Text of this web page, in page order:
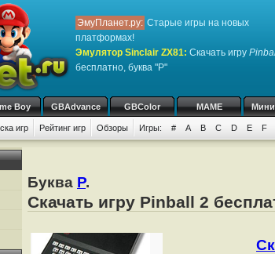
ЭмуПланет.ру: Старые игры на новых
платформах!
Эмулятор Sinclair ZX81: Скачать игру
бесплатно, буква "P"
Boy GBAdvance GBColor MAME
игр Рейтинг игр Обзоры Игры: # A B C D E F
Буква P.
Скачать игру Pinball 2